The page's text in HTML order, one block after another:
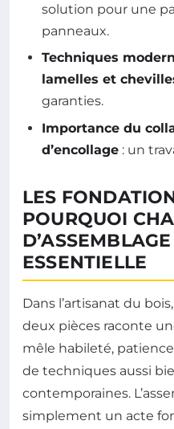
solution pour une
panneaux.
Techniques
lamelles et
garanties.
Importance du
d’encollage : un
LES
POURQUOI
ESSENTIELLE
Dans l’artisanat du
deux pièces raconte
mêle habileté,
de techniques aussi
contemporaines.
simplement un acte